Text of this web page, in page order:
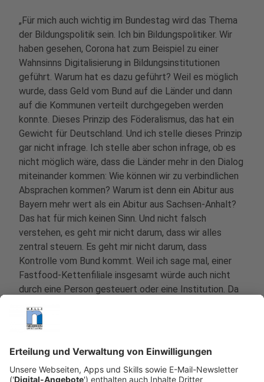
„Für mich auch wichtig im Bundestag wird das Thema
der Bildungspolitik sein. Ich bin Bildungspolitiker. Wir
haben gesehen, Corona hat zum Beispiel zu einer
Wahnsinns Digitalisierung in Bildungsinstitutionen
geführt. Warum hat es dazu geführt? Weil es möglich
wurde, dass Geld vom Bund auf die Länder und dann
auf die Kommunen verteilt durchgegeben werden
konnte. Dieses Prinzip des Föderalismus, das hat ein
Gewicht für Deutschland. Und ich stelle dieses Prinzip
gar nicht infrage. Ich stelle aber schon infrage, ob es
nicht möglich wäre, dass die Länder mehr in den Dialog
miteinander kommen: Wie können wir zu verbindlichen
Absprachen kommen? Warum ist denn ein Abitur aus
Bayern mehr wert als ein Abitur aus Sachsen-Anhalt?
Das hat für mich keinen Sinn. Und nicht falsch
verstehen, es geht mir nicht darum, dass wir alles
zentral steuern. Es geht mir nicht darum, dass
Kontrolle vom Bund kommt. Weil ich sage mal, einer
Fastfood-Kettenfiliale insgesamt würde auch nicht
durch eine Person gesteuert oder eine Institution. Da
Ganze ist so heruntergebrochen, eigentlich wie unser
föderales System. Aber, diese Kooperation, dieses
gegenseitige Handreichen und zu verbindlichen
Absprachen und Qualitätsstandards zu gelangen. Das
ist etwas, was unsere Republik dringend Not hätte.